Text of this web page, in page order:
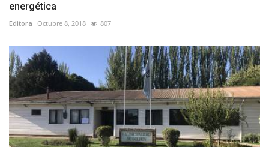
energética
Editora Octubre 8, 2018 807